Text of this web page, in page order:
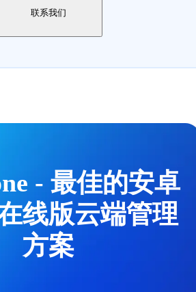
联系我们
- 最佳的安卓
线版云端管理
方案